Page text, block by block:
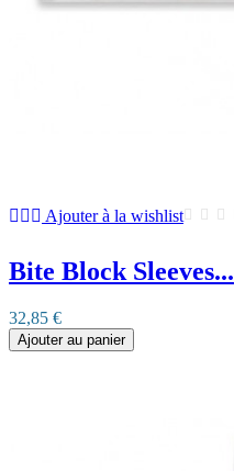
Ajouter à la wishlist
Bite Block Sleeves...
32,85 €
Ajouter au panier